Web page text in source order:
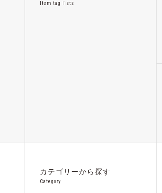
Item tag lists
カテゴリーから探す
Category